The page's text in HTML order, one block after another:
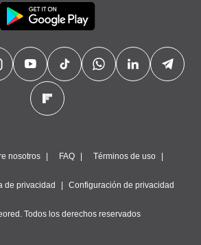
nosotros FAQ Términos de uso
de privacidad Configuración de privacidad
Todos los derechos reservados